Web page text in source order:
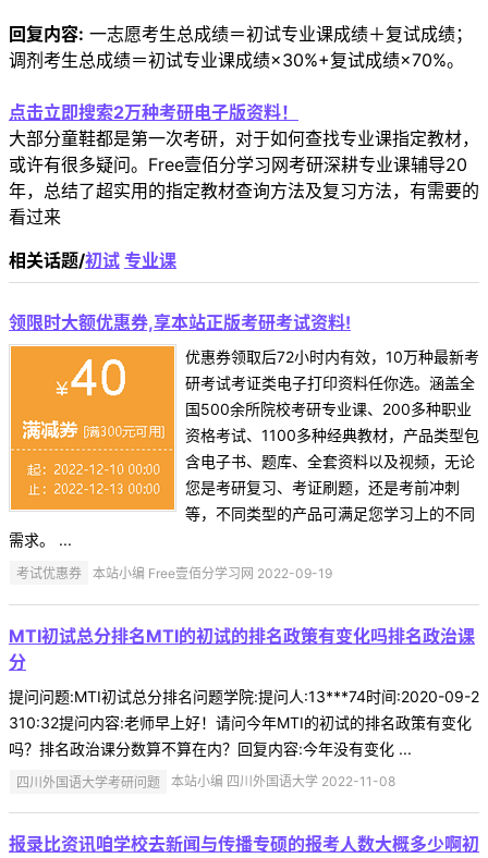
回复内容: 一志愿考生总成绩＝初试专业课成绩＋复试成绩；
调剂考生总成绩＝初试专业课成绩×30%+复试成绩×70%。
点击立即搜索2万种考研电子版资料！
大部分童鞋都是第一次考研，对于如何查找专业课指定教材，
或许有很多疑问。Free壹佰分学习网考研深耕专业课辅导20
年，总结了超实用的指定教材查询方法及复习方法，有需要的
看过来
相关话题/初试 专业课
领限时大额优惠券,享本站正版考研考试资料!
优惠券领取后72小时内有效，10万种最新考
研考试考证类电子打印资料任你选。涵盖全
国500余所院校考研专业课、200多种职业
资格考试、1100多种经典教材，产品类型包
含电子书、题库、全套资料以及视频，无论
您是考研复习、考证刷题，还是考前冲刺
等，不同类型的产品可满足您学习上的不同
需求。 ...
考试优惠券 本站小编 Free壹佰分学习网 2022-09-19
MTI初试总分排名MTI的初试的排名政策有变化吗排名政治课
分
提问问题:MTI初试总分排名问题学院:提问人:13***74时间:2020-09-2
310:32提问内容:老师早上好！请问今年MTI的初试的排名政策有变化
吗？排名政治课分数算不算在内？回复内容:今年没有变化 ...
四川外国语大学考研问题 本站小编 四川外国语大学 2022-11-08
报录比资讯咱学校去新闻与传播专硕的报考人数大概多少啊初